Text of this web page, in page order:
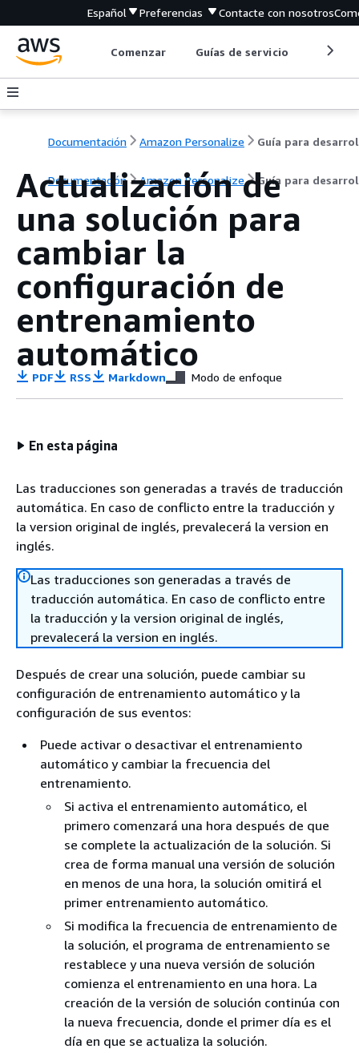
Español Preferencias Contacte con nosotros
Comenzar Guías de servicio
Documentación Amazon Personalize
Documentación Amazon Personalize Guía para
Actualización de
una solución para
cambiar la
configuración de
entrenamiento
automático
PDF RSS Markdown Modo de enfoque
En esta página
Las traducciones son generadas a través de traducción
automática. En caso de conflicto entre la traducción y
la version original de inglés, prevalecerá la version en
inglés.
Las traducciones son generadas a través de
traducción automática. En caso de conflicto entre
la traducción y la version original de inglés,
prevalecerá la version en inglés.
Después de crear una solución, puede cambiar su
configuración de entrenamiento automático y la
configuración de sus eventos:
Puede activar o desactivar el entrenamiento
automático y cambiar la frecuencia del
entrenamiento.
Si activa el entrenamiento automático, el
primero comenzará una hora después de que
se complete la actualización de la solución. Si
crea de forma manual una versión de solución
en menos de una hora, la solución omitirá el
primer entrenamiento automático.
Si modifica la frecuencia de entrenamiento de
la solución, el programa de entrenamiento se
restablece y una nueva versión de solución
comienza el entrenamiento en una hora. La
creación de la versión de solución continúa con
la nueva frecuencia, donde el primer día es el
día en que se actualiza la solución.